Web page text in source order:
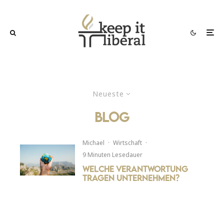
Neueste
blog
Michael · Wirtschaft ·
9 Minuten Lesedauer
Welche Verantwortung
tragen Unternehmen?